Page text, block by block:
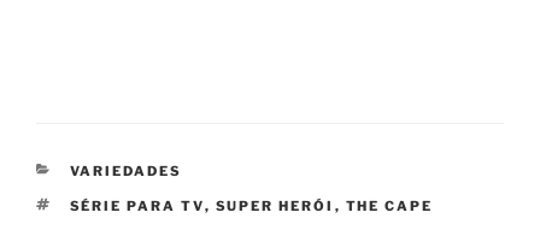
CATEGORIAS
VARIEDADES
TAGS
SÉRIE PARA TV, SUPER HERÓI , THE CAPE